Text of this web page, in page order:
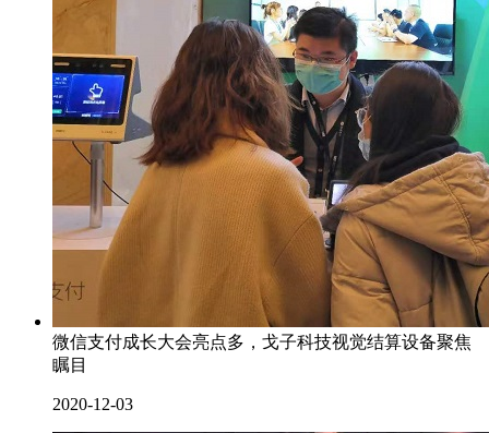
微信支付成长大会亮点多，戈子科技视觉结算设备聚焦
瞩目
2020-12-03